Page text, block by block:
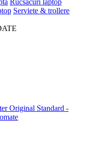
Rucsacuri laptop
Serviete & trollere
Original Standard -